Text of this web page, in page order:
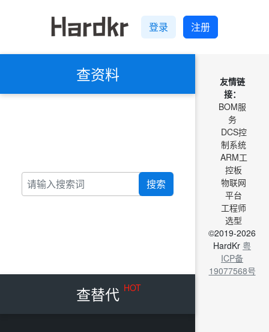
登录 注册
查资料
搜索
查替代 HOT
友情链
接：
BOM服
务
DCS控
制系统
ARM工
控板
物联网
平台
工程师
选型
©2019-2026
HardKr 粤
ICP备
19077568号